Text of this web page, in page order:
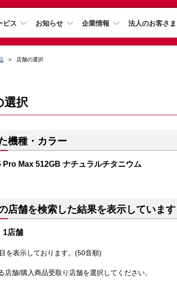
ビス お知らせ 企業情報 法人のお客さま
店舗の選択
選択
機種・カラー
Max 512GB ナチュラルチタニウム
店舗を検索した結果を表示しています
1店舗
を表示しております。(50音順)
店舗/購入商品受取り店舗を選択してください。